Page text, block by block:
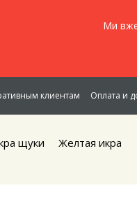
Ми вже
клиентам Оплата и
щуки
Желтая икра